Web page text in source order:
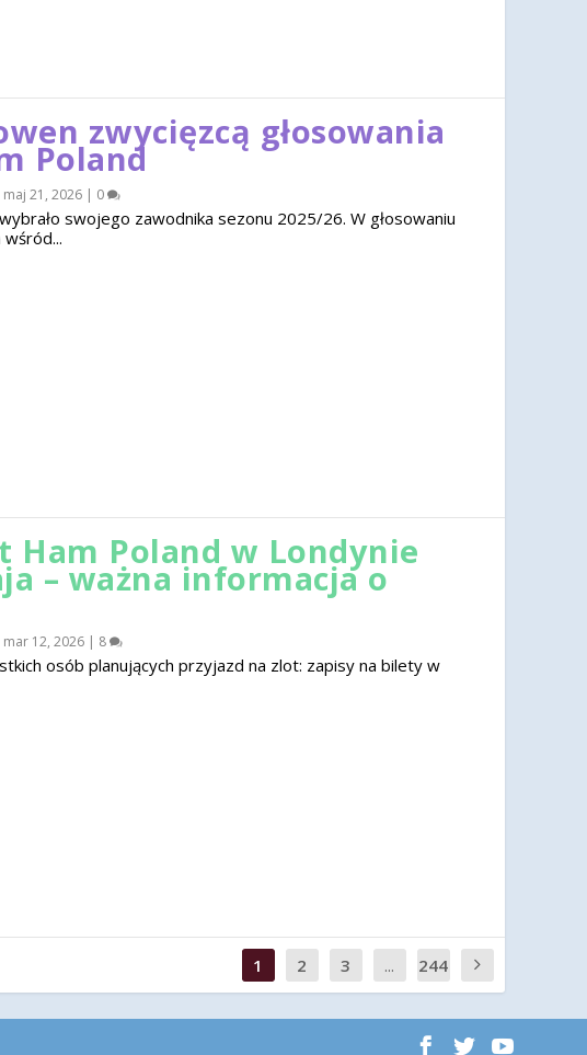
zwycięzcą głosowania
Poland
maj 21, 2026 | 0
swojego zawodnika sezonu 2025/26. W głosowaniu
Ham Poland w Londynie
– ważna informacja o
mar 12, 2026 | 8
osób planujących przyjazd na zlot: zapisy na bilety w
1 2 3 ...
244
0